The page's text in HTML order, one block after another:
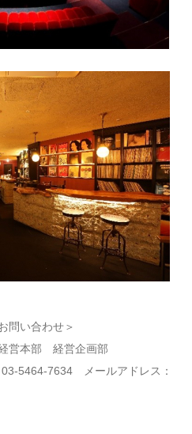
問い合わせ＞
営本部 経営企画部
5464-7634 メールアドレス：